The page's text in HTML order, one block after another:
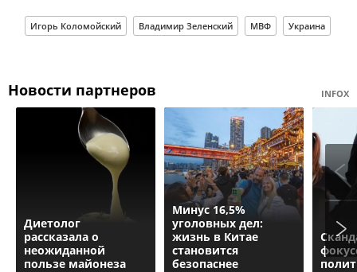
Игорь Коломойский Владимир Зеленский МВФ Украина
Новости партнеров INFOX
Диетолог
рассказала о
неожиданной
пользе майонеза
Минус 16,5%
уголовных дел:
жизнь в Китае
становится
безопаснее